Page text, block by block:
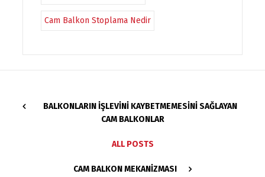
Cam Balkon Stoplama Nedir
BALKONLARIN İŞLEVINI KAYBETMEMESINI SAĞLAYAN
CAM BALKONLAR
ALL POSTS
CAM BALKON MEKANIZMASI